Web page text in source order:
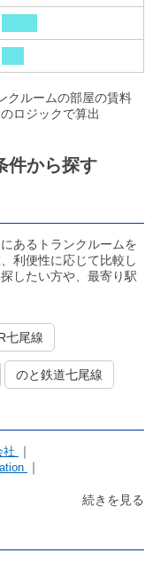
クルームの部屋の賃料
ロジックで算出
件から探す
あるトランクルームを
利便性に応じて比較し
したい方や、最寄り駅
七尾線
のと鉄道七尾線
社
続きを見る